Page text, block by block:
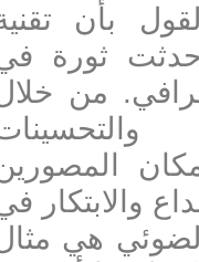
بأن تقنية
ثورة في
من خلال
المصورين
والابتكار في
هي مثال